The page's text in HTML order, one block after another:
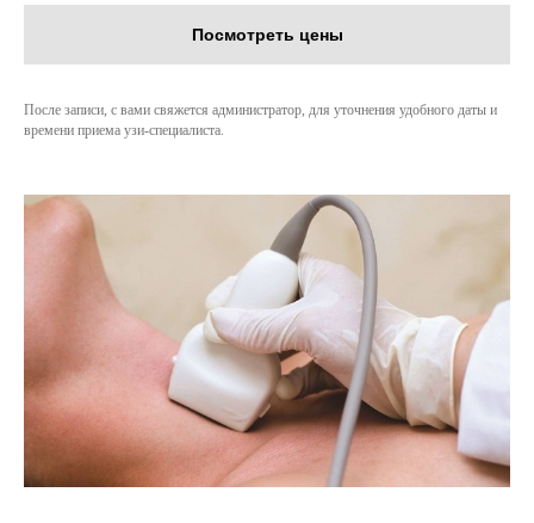
Посмотреть цены
После записи, с вами свяжется администратор, для уточнения удобного даты и
времени приема узи-специалиста.